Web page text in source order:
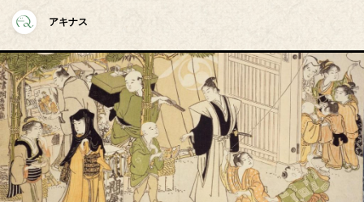
アキナス